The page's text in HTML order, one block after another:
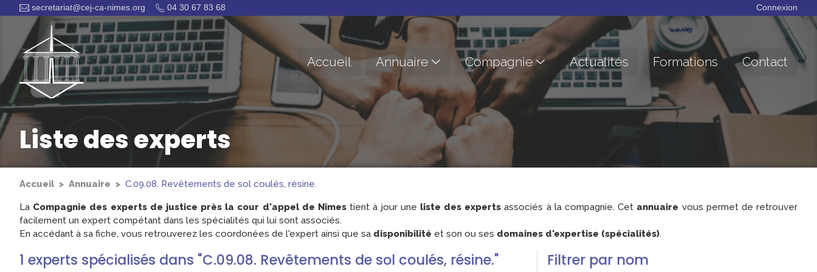
secretariat@cej-ca-nimes.org 04 30 67 83 68 Connexion
Accueil Annuaire Compagnie Actualités Formations Contact
Liste des experts
Accueil Annuaire C.09.08. Revêtements de sol coulés, résine.
La Compagnie des experts de justice près la cour d'appel de Nîmestient à jour une liste des experts associés à la compagnie. Cet annuaire vous permet de retrouver
facilement un expert compétant dans les spécialités qui lui sont associés.
En accédant à sa fiche, vous retrouverez les coordonées de l'expert ainsi que sa disponibilité et son ou ses domaines d'expertise (spécialités).
1 experts spécialisés dans "C.09.08. Revêtements de sol coulés, résine." Filtrer par nom